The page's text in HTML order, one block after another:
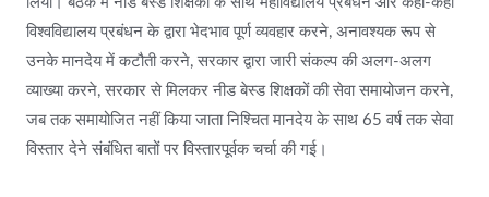
विश्वविद्यालय प्रबंधन के द्वारा भेदभाव पूर्ण व्यवहार करने, अनावश्यक रूप से
उनके मानदेय में कटौती करने, सरकार द्वारा जारी संकल्प की अलग-अलग
व्याख्या करने, सरकार से मिलकर नीड बेस्ड शिक्षकों की सेवा समायोजन करने,
जब तक समायोजित नहीं किया जाता निश्चित मानदेय के साथ 65 वर्ष तक सेवा
विस्तार देने संबंधित बातों पर विस्तारपूर्वक चर्चा की गई।